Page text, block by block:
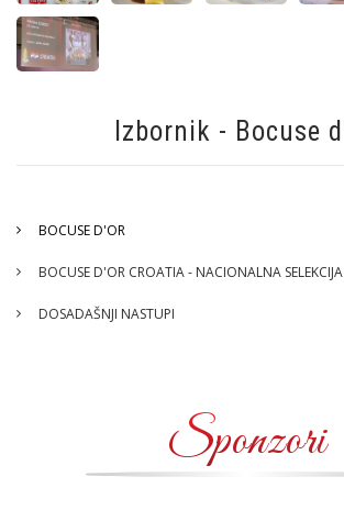
Izbornik - Bocuse
BOCUSE D'OR
BOCUSE D'OR CROATIA - NACIONALNA
DOSADAŠNJI NASTUPI
Sponzori